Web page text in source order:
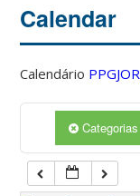
Calendar
Calendário PPGJOR
Categorias